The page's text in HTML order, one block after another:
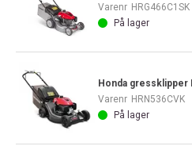
Varenr HRG466C1SK
På lager
Honda gressklipper
Varenr HRN536CVK
På lager